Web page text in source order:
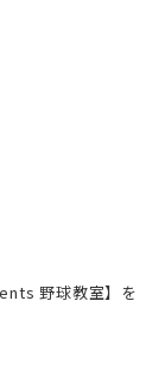
野球教室】を